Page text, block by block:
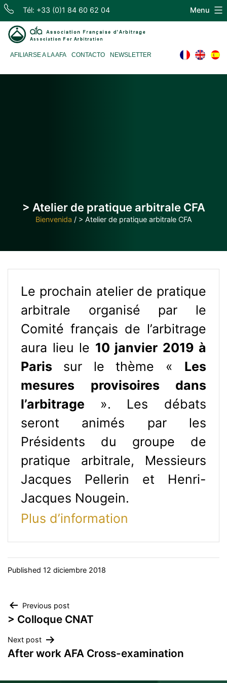
Skip
content
Tél: +33 (0)1 84 60 62 04
d'Arbitrage
AFILIARSE A LA AFA CONTACTO NEWSLETTER
Menu
> Atelier de pratique arbitrale CFA
Bienvenida / > Atelier de pratique arbitrale CFA
Le prochain atelier de pratique
arbitrale organisé par le
Comité français de l’arbitrage
aura lieu le 10 janvier 2019 à
Paris sur le thème « Les
mesures provisoires dans
l’arbitrage ». Les débats
seront animés par les
Présidents du groupe de
pratique arbitrale, Messieurs
Jacques Pellerin et Henri-
Jacques Nougein.
Plus d’information
Published 12 diciembre 2018
Navegación
de
entradas
Previous post
> Colloque CNAT
Next post
After work AFA Cross-examination